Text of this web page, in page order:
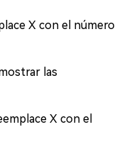
X con el número
las
X con el